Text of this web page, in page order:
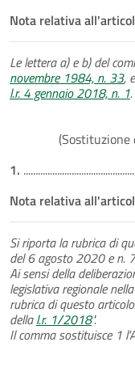
Nota relativa
Le lettera a) e b) del
novembre 1984, n. 33,
l.r. 4 gennaio 2018, n. 1.
1.
Nota relativa
Si riporta la rubrica di
del 6 agosto 2020 e n.
Ai sensi della
legislativa regionale
rubrica di questo
dellal.r. 1/2018".
Il comma sostituisce 1